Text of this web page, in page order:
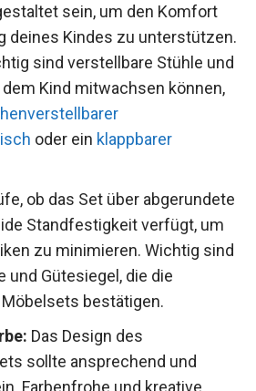
sein, um den Komfort
deines Kindes zu unterstützen.
sind verstellbare Stühle und
Kind mitwachsen können,
oder ein klappbarer
ob das Set über abgerundete
Standfestigkeit verfügt, um
zu minimieren. Wichtig sind
und Gütesiegel, die die
bestätigen.
Das Design des
sollte ansprechend und
Farbenfrohe und kreative